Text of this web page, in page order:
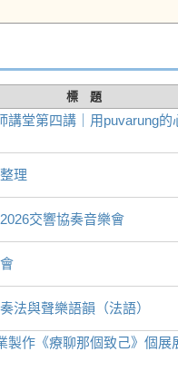
標 題
講堂第四講｜用puvarung
理
交響協奏音樂會
法與聲樂語韻（法語）
製作《療聊那個致己》個